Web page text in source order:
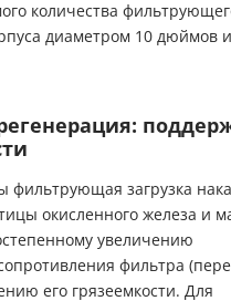
количества
диаметром 10 дюймов
фильтрующая загрузка
окисленного железа и
увеличению
фильтра
его грязеемкости. Для